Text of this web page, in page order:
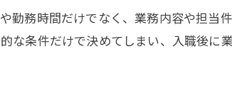
ケアマネ求人の比較で時間を無
ケア人材バンクのサポートを効
勤務時間だけでなく、業務内容や担当
な条件だけで決めてしまい、入職後に